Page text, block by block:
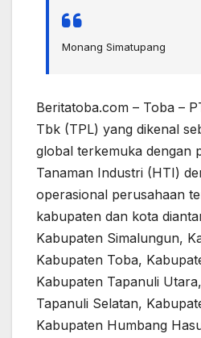
Monang Simatupang
Beritatoba.com – Toba –
Tbk (TPL) yang dikenal
global terkemuka dengan
Tanaman Industri (HTI)
operasional perusahaan
kabupaten dan kota
Kabupaten Simalungun,
Kabupaten Toba,
Kabupaten Tapanuli
Tapanuli Selatan,
Kabupaten Humbang